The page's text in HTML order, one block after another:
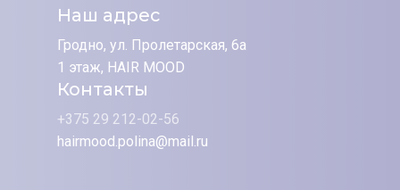
Наш адрес
Гродно, ул. Пролетарская, 6а
1 этаж, HAIR MOOD
Контакты
+375 29 212-02-56
hairmood.polina@mail.ru